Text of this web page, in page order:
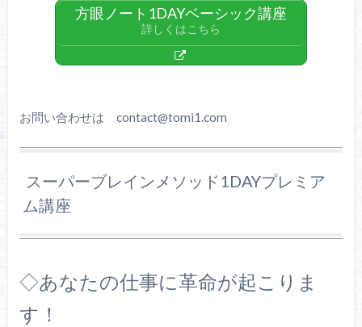
方眼ノート1DAYベーシック講座
詳しくはこちら
お問い合わせは contact@tomi1.com
スーパーブレインメソッド1DAYプレミア
ム講座
◇あなたの仕事に革命が起こりま
す！